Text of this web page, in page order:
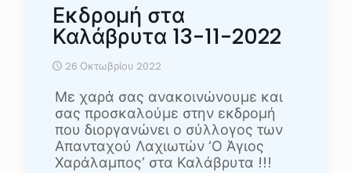
Εκδρομή στα
Καλάβρυτα 13-11-2022
26 Οκτωβρίου 2022
Με χαρά σας ανακοινώνουμε και
σας προσκαλούμε στην εκδρομή
που διοργανώνει ο σύλλογος των
Απανταχού Λαχιωτών ‘Ο Άγιος
Χαράλαμπος’ στα Καλάβρυτα !!!